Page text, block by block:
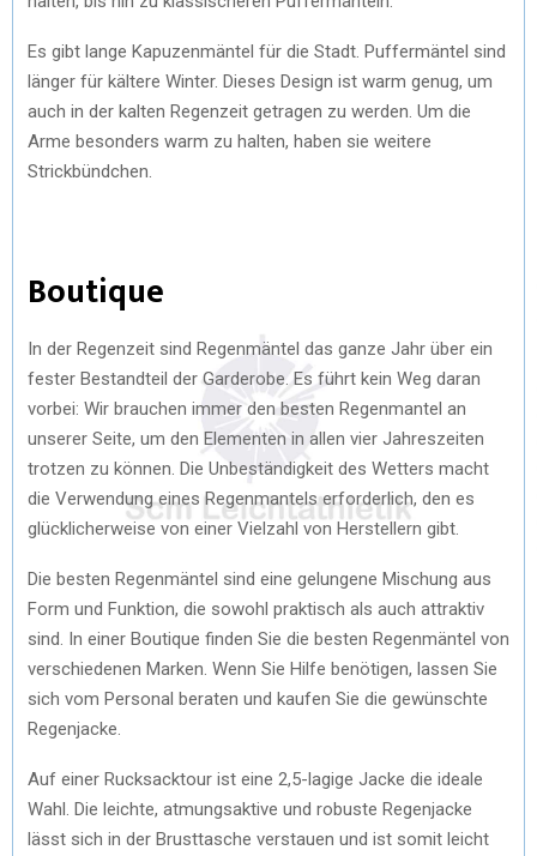
Es gibt lange Kapuzenmäntel für die Stadt. Puffermäntel sind
länger für kältere Winter. Dieses Design ist warm genug, um
auch in der kalten Regenzeit getragen zu werden. Um die
Arme besonders warm zu halten, haben sie weitere
Strickbündchen.
Boutique
In der Regenzeit sind Regenmäntel das ganze Jahr über ein
fester Bestandteil der Garderobe. Es führt kein Weg daran
vorbei: Wir brauchen immer den besten Regenmantel an
unserer Seite, um den Elementen in allen vier Jahreszeiten
trotzen zu können. Die Unbeständigkeit des Wetters macht
die Verwendung eines Regenmantels erforderlich, den es
glücklicherweise von einer Vielzahl von Herstellern gibt.
Die besten Regenmäntel sind eine gelungene Mischung aus
Form und Funktion, die sowohl praktisch als auch attraktiv
sind. In einer Boutique finden Sie die besten Regenmäntel von
verschiedenen Marken. Wenn Sie Hilfe benötigen, lassen Sie
sich vom Personal beraten und kaufen Sie die gewünschte
Regenjacke.
Auf einer Rucksacktour ist eine 2,5-lagige Jacke die ideale
Wahl. Die leichte, atmungsaktive und robuste Regenjacke
lässt sich in der Brusttasche verstauen und ist somit leicht